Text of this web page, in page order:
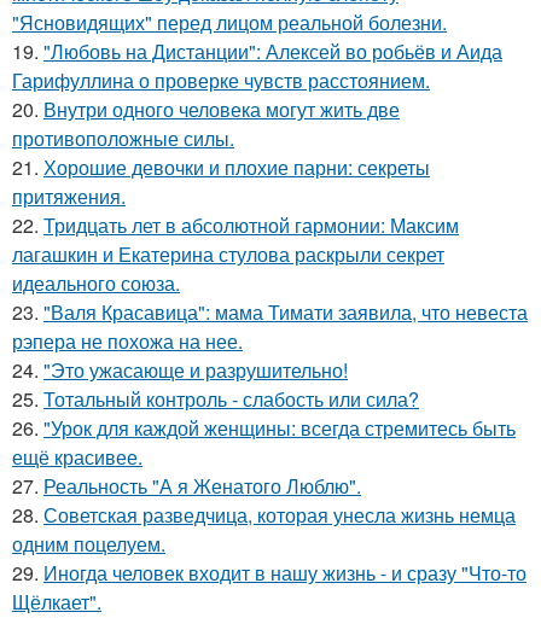
"Ясновидящих" перед лицом реальной болезни.
19. "Любовь на Дистанции": Алексей во робьёв и Аида
Гарифуллина о проверке чувств расстоянием.
20. Внутри одного человека могут жить две
противоположные силы.
21. Хорошие девочки и плохие парни: секреты
притяжения.
22. Тридцать лет в абсолютной гармонии: Максим
лагашкин и Екатерина стулова раскрыли секрет
идеального союза.
23. "Валя Красавица": мама Тимати заявила, что невеста
рэпера не похожа на нее.
24. "Это ужасающе и разрушительно!
25. Тотальный контроль - слабость или сила?
26. "Урок для каждой женщины: всегда стремитесь быть
ещё красивее.
27. Реальность "А я Женатого Люблю".
28. Советская разведчица, которая унесла жизнь немца
одним поцелуем.
29. Иногда человек входит в нашу жизнь - и сразу "Что-то
Щёлкает".